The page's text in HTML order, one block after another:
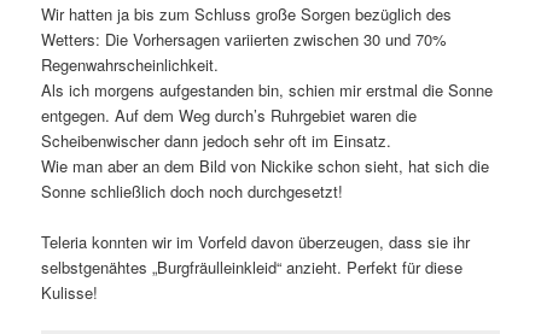
Wir hatten ja bis zum Schluss große Sorgen bezüglich des
Wetters: Die Vorhersagen variierten zwischen 30 und 70%
Regenwahrscheinlichkeit.
Als ich morgens aufgestanden bin, schien mir erstmal die Sonne
entgegen. Auf dem Weg durch’s Ruhrgebiet waren die
Scheibenwischer dann jedoch sehr oft im Einsatz.
Wie man aber an dem Bild von Nickike schon sieht, hat sich die
Sonne schließlich doch noch durchgesetzt!
Teleria konnten wir im Vorfeld davon überzeugen, dass sie ihr
selbstgenähtes „Burgfräulleinkleid“ anzieht. Perfekt für diese
Kulisse!